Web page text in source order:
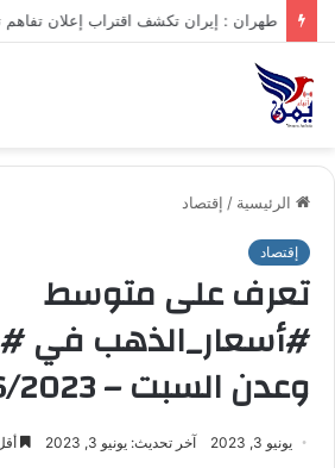
الرئيسية / إقتصاد
إقتصاد
تعرف على متوسط
#أسعار_الذهب في
وعدن السبت – 03/06/2023
يونيو 3, 2023 آخر تحديث: يونيو 3, 2023